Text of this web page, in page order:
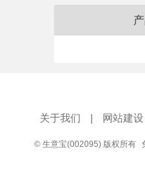
关于我们 | 网站建设
© 生意宝(002095) 版权所有